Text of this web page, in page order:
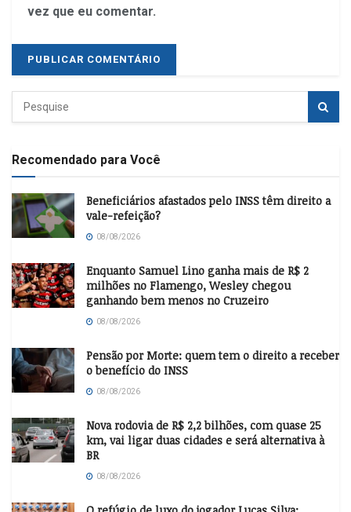
vez que eu comentar.
Recomendado para Você
Beneficiários afastados pelo INSS têm direito a
vale-refeição?
08/08/2026
Enquanto Samuel Lino ganha mais de R$ 2
milhões no Flamengo, Wesley chegou
ganhando bem menos no Cruzeiro
08/08/2026
Pensão por Morte: quem tem o direito a receber
o benefício do INSS
08/08/2026
Nova rodovia de R$ 2,2 bilhões, com quase 25
km, vai ligar duas cidades e será alternativa à
BR
08/08/2026